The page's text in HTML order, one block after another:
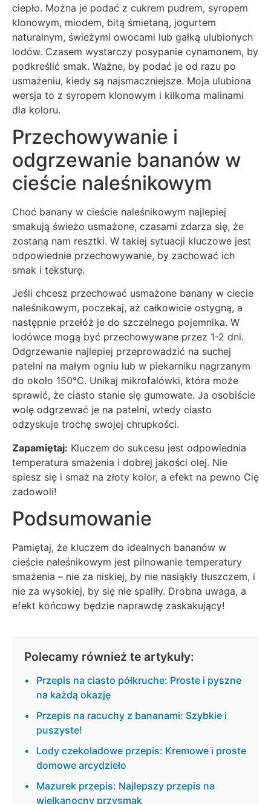
ciepło. Można je podać z cukrem pudrem, syropem
klonowym, miodem, bitą śmietaną, jogurtem
naturalnym, świeżymi owocami lub gałką ulubionych
lodów. Czasem wystarczy posypanie cynamonem, by
podkreślić smak. Ważne, by podać je od razu po
usmażeniu, kiedy są najsmaczniejsze. Moja ulubiona
wersja to z syropem klonowym i kilkoma malinami
dla koloru.
Przechowywanie i
odgrzewanie bananów w
cieście naleśnikowym
Choć banany w cieście naleśnikowym najlepiej
smakują świeżo usmażone, czasami zdarza się, że
zostaną nam resztki. W takiej sytuacji kluczowe jest
odpowiednie przechowywanie, by zachować ich
smak i teksturę.
Jeśli chcesz przechować usmażone banany w ciecie
naleśnikowym, poczekaj, aż całkowicie ostygną, a
następnie przełóż je do szczelnego pojemnika. W
lodówce mogą być przechowywane przez 1-2 dni.
Odgrzewanie najlepiej przeprowadzić na suchej
patelni na małym ogniu lub w piekarniku nagrzanym
do około 150°C. Unikaj mikrofalówki, która może
sprawić, że ciasto stanie się gumowate. Ja osobiście
wolę odgrzewać je na patelni, wtedy ciasto
odzyskuje trochę swojej chrupkości.
Zapamiętaj: Kluczem do sukcesu jest odpowiednia
temperatura smażenia i dobrej jakości olej. Nie
spiesz się i smaż na złoty kolor, a efekt na pewno Cię
zadowoli!
Podsumowanie
Pamiętaj, że kluczem do idealnych bananów w
cieście naleśnikowym jest pilnowanie temperatury
smażenia – nie za niskiej, by nie nasiąkły tłuszczem, i
nie za wysokiej, by się nie spaliły. Drobna uwaga, a
efekt końcowy będzie naprawdę zaskakujący!
Polecamy również te artykuły:
Przepis na ciasto półkruche: Proste i pyszne
na każdą okazję
Przepis na racuchy z bananami: Szybkie i
puszyste!
Lody czekoladowe przepis: Kremowe i proste
domowe arcydzieło
Mazurek przepis: Najlepszy przepis na
wielkanocny przysmak